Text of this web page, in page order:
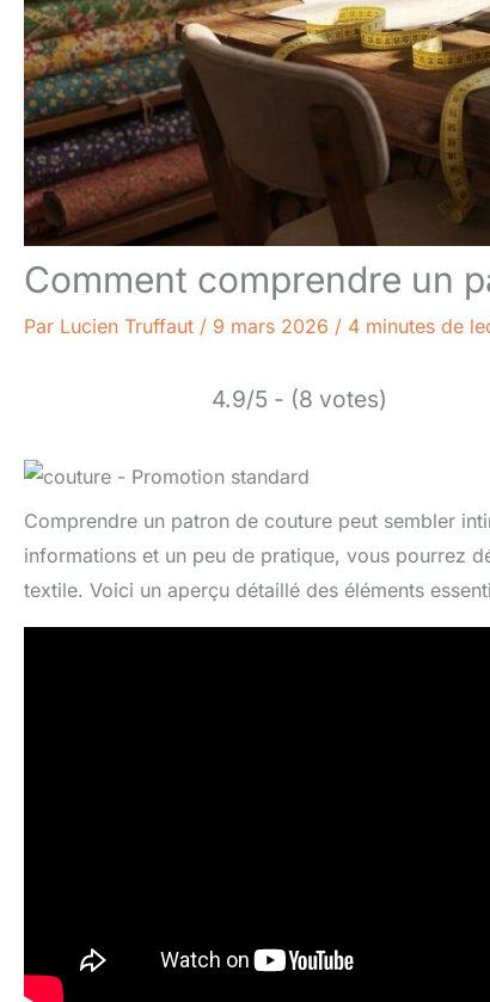
Comment comprendre un
Par Lucien Truffaut / 9 mars 2026 / 4 minutes de
4.9/5 - (8 votes)
Comprendre un patron de couture peut sembler
informations et un peu de pratique, vous pourrez
textile. Voici un aperçu détaillé des éléments